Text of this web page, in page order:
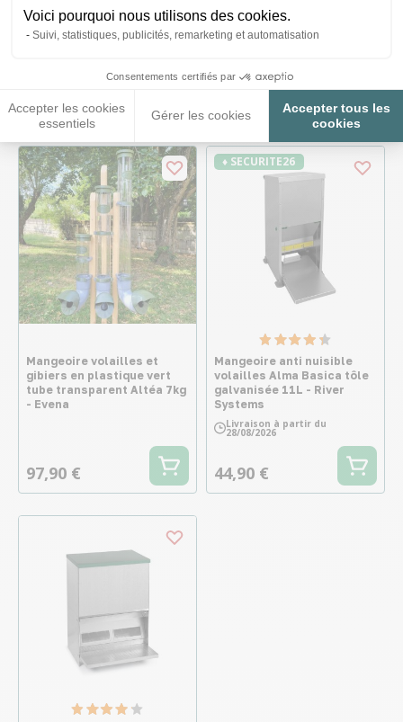
Voici pourquoi nous utilisons des cookies.
Suivi, statistiques, publicités, remarketing et automatisation
Consentements certifiés par
Accepter les cookies
essentiels
Gérer les cookies
Accepter tous les
cookies
Mangeoire volailles en
74,90 €
Mangeoire volailles en
Mangeoire volailles et
gibiers en plastique vert
tube transparent Altéa 7kg
- Evena
97,90 €
♦ SECURITE26
Mangeoire anti nuisible
volailles Alma Basica tôle
galvanisée 11L - River
Systems
Livraison à partir du
28/08/2026
44,90 €